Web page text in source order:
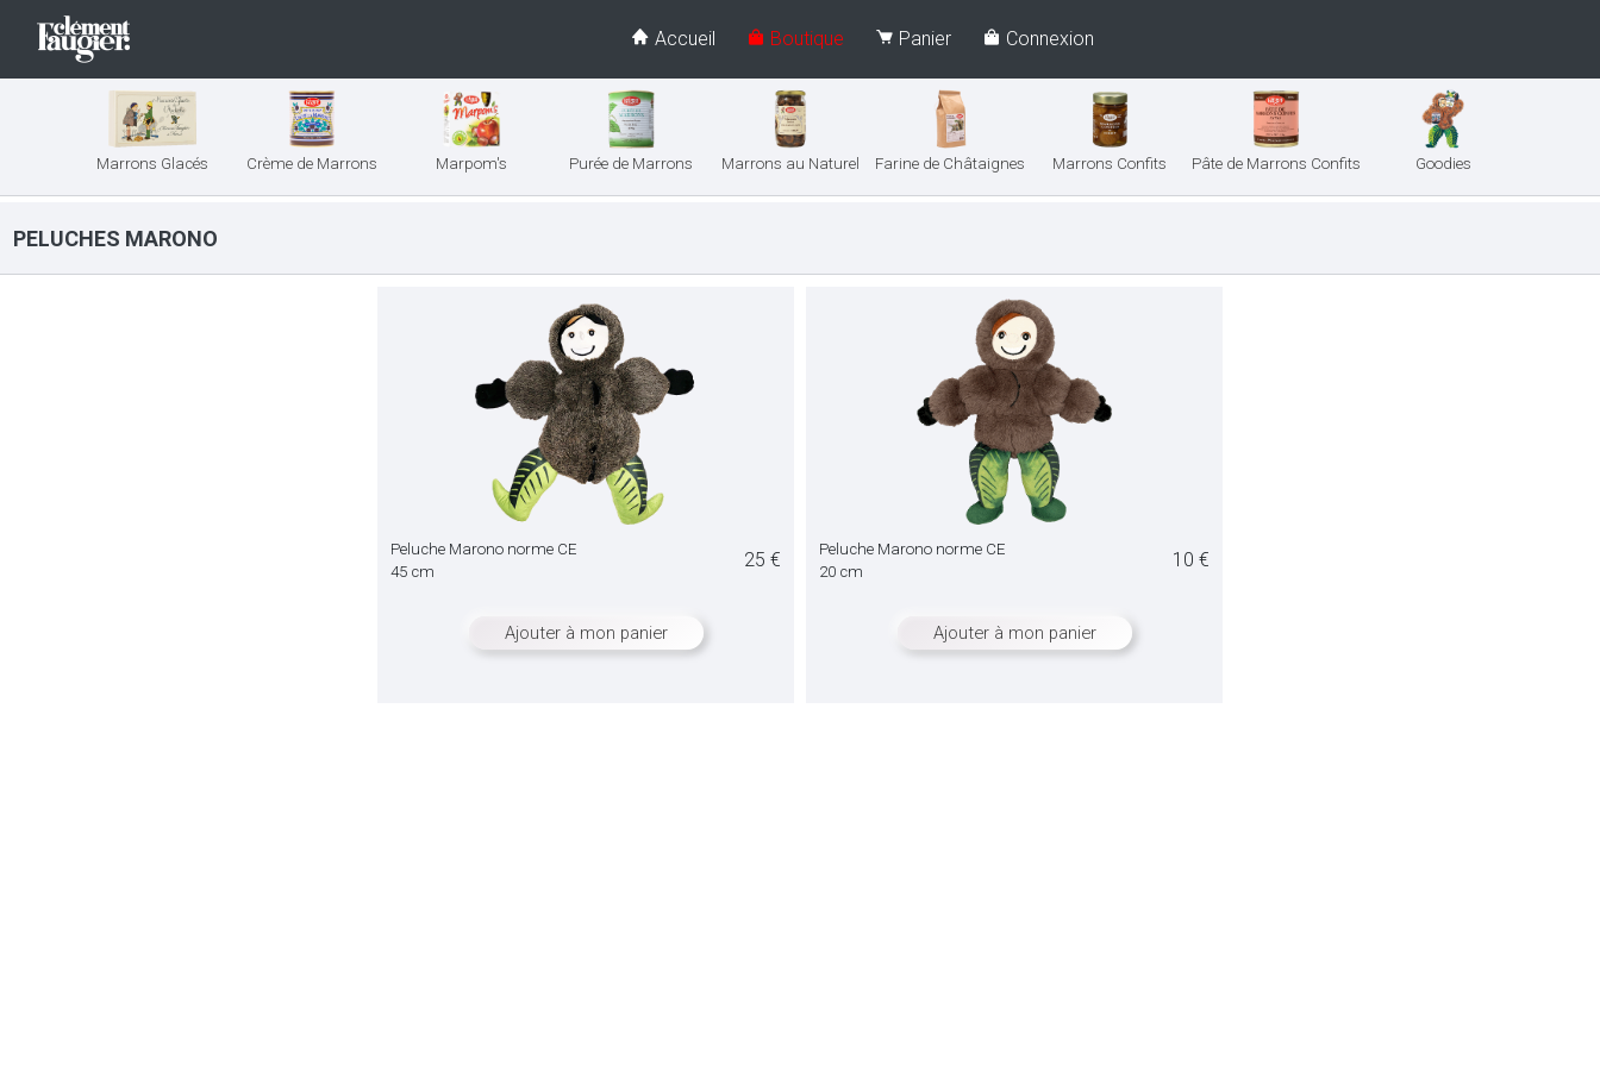
Accueil Boutique Panier Connexion
Marrons Glacés Crème de Marrons Marpom's Purée de Marrons Marrons au Naturel Farine de Châtaignes Marrons Confits Pâte de Marrons Confits Goodies
PELUCHES MARONO
Peluche Marono norme CE
45 cm
25 €
Ajouter à mon panier
Peluche Marono norme CE
20 cm
10 €
Ajouter à mon panier